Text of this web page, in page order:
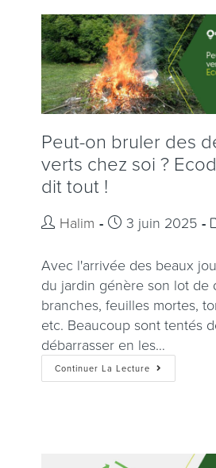
Peut-on bruler des
verts chez soi ?
dit tout !
Halim 3 juin 2025
Avec l'arrivée des beaux
du jardin génère son lot de
branches, feuilles mortes,
etc. Beaucoup sont tentés
débarrasser en les…
Continuer La Lecture